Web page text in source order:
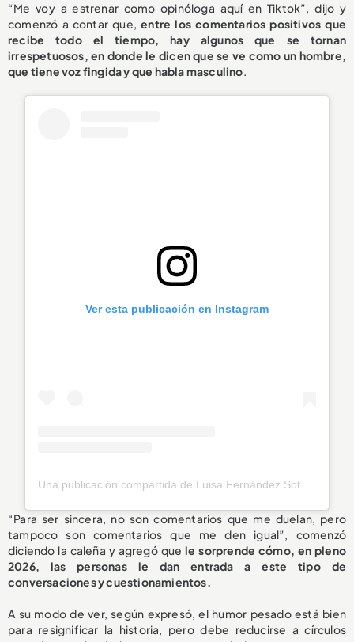
“Me voy a estrenar como opinóloga aquí en Tiktok”, dijo y
comenzó a contar que,entre los comentarios positivos que
recibe todo el tiempo, hay algunos que se tornan
irrespetuosos, en donde le dicen que se ve como un hombre,
que tiene voz fingida y que habla masculino.
Ver esta publicación en Instagram
“Para ser sincera, no son comentarios que me duelan, pero
tampoco son comentarios que me den igual”, comenzó
diciendo la caleña y agregó quele sorprende cómo, en pleno
2026, las personas le dan entrada a este tipo de
conversaciones y cuestionamientos.
A su modo de ver, según expresó, el humor pesado está bien
para resignificar la historia, pero debe reducirse a círculos